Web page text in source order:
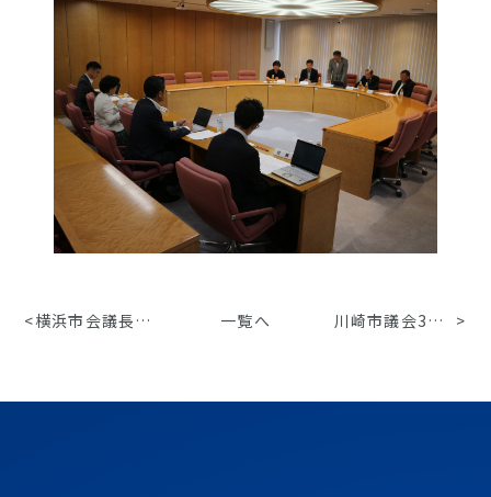
< 横浜市会議長を表敬訪問 一覧へ 川崎市議会3会派との予算要望ヒアリング >